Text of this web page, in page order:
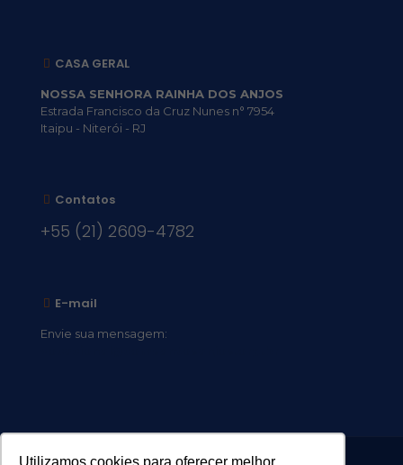
CASA GERAL
NOSSA SENHORA RAINHA DOS ANJOS
Estrada Francisco da Cruz Nunes n° 7954
Itaipu - Niterói - RJ
Contatos
+55 (21) 2609-4782
E-mail
Envie sua mensagem: